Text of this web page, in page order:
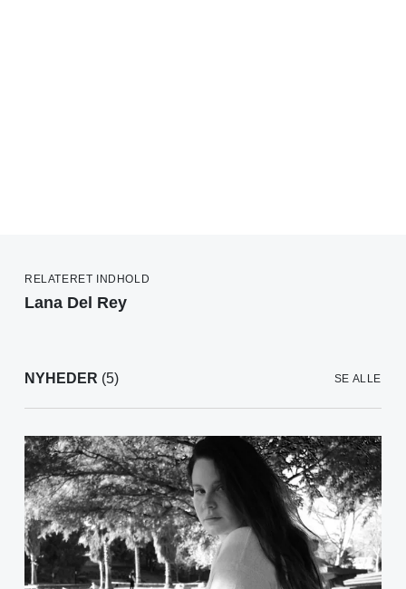
RELATERET INDHOLD
Lana Del Rey
NYHEDER (5) SE ALLE